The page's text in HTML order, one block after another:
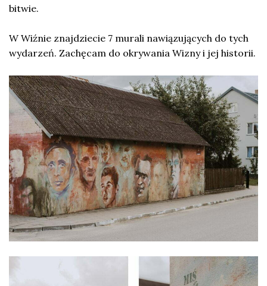
bitwie.
W Wiźnie znajdziecie 7 murali nawiązujących do tych
wydarzeń. Zachęcam do okrywania Wizny i jej historii.